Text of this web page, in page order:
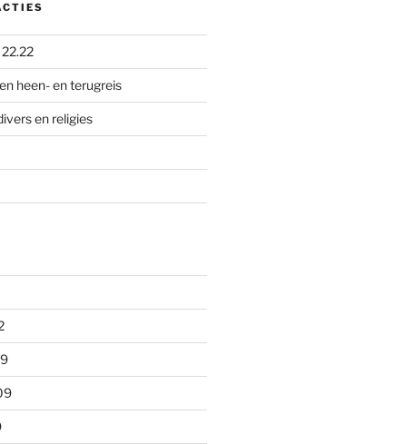
22.22
heen- en terugreis
en religies